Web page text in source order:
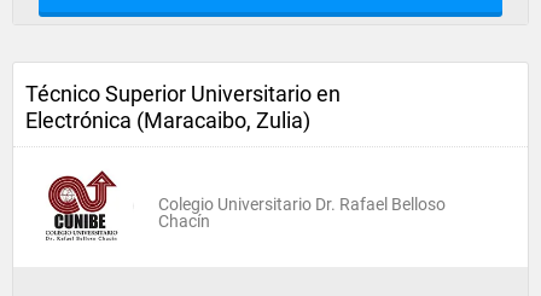
Técnico Superior Universitario en
Electrónica (Maracaibo, Zulia)
Colegio Universitario Dr. Rafael Belloso
Chacín